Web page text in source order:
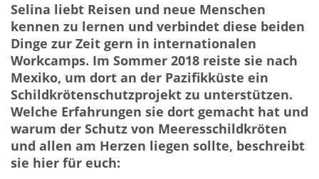
Selina liebt Reisen und neue Menschen
kennen zu lernen und verbindet diese beiden
Dinge zur Zeit gern in internationalen
Workcamps. Im Sommer 2018 reiste sie nach
Mexiko, um dort an der Pazifikküste ein
Schildkrötenschutzprojekt zu unterstützen.
Welche Erfahrungen sie dort gemacht hat und
warum der Schutz von Meeresschildkröten
und allen am Herzen liegen sollte, beschreibt
sie hier für euch: